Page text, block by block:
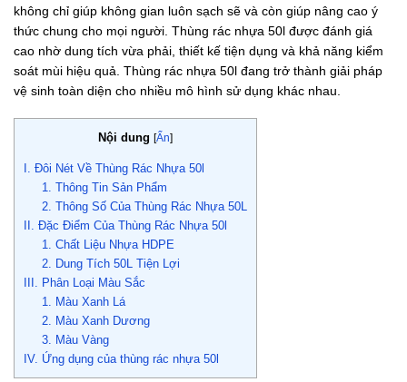
không chỉ giúp không gian luôn sạch sẽ và còn giúp nâng cao ý
thức chung cho mọi người. Thùng rác nhựa 50l được đánh giá
cao nhờ dung tích vừa phải, thiết kế tiện dụng và khả năng kiểm
soát mùi hiệu quả. Thùng rác nhựa 50l đang trở thành giải pháp
vệ sinh toàn diện cho nhiều mô hình sử dụng khác nhau.
Nội dung [Ẩn]
I. Đôi Nét Về Thùng Rác Nhựa 50l
1. Thông Tin Sản Phẩm
2. Thông Số Của Thùng Rác Nhựa 50L
II. Đặc Điểm Của Thùng Rác Nhựa 50l
1. Chất Liệu Nhựa HDPE
2. Dung Tích 50L Tiện Lợi
III. Phân Loại Màu Sắc
1. Màu Xanh Lá
2. Màu Xanh Dương
3. Màu Vàng
IV. Ứng dụng của thùng rác nhựa 50l